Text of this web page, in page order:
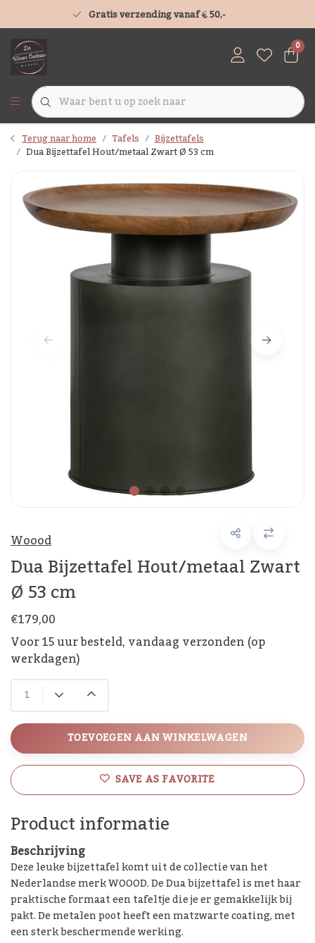
Gratis verzending vanaf € 50,-
0
Terug naar home Tafels Bijzettafels
Dua Bijzettafel Hout/metaal Zwart Ø 53 cm
Woood
Dua Bijzettafel Hout/metaal Zwart
Ø 53 cm
€179,00
Voor 15 uur besteld, vandaag verzonden (op
werkdagen)
TOEVOEGEN AAN WINKELWAGEN
SAVE AS FAVORITE
Product informatie
Beschrijving
Deze leuke bijzettafel komt uit de collectie van het
Nederlandse merk WOOOD. De Dua bijzettafel is met haar
praktische formaat een tafeltje die je er gemakkelijk bij
pakt. De metalen poot heeft een matzwarte coating, met
een sterk beschermende werking.